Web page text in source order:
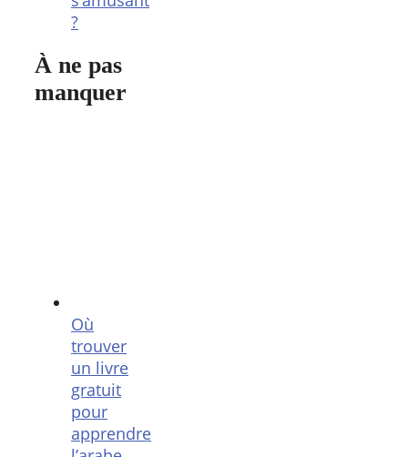
?
À ne pas
manquer
Où
trouver
un livre
gratuit
pour
apprendre